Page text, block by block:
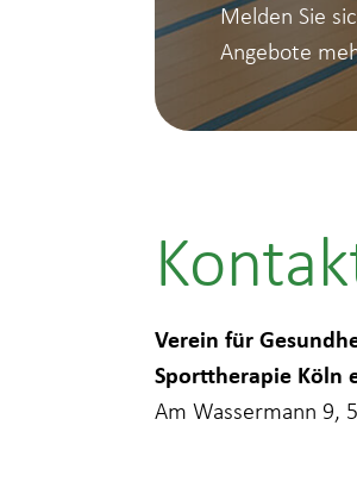
Melden Sie
Angebote
Verein für
Sporttherapie Köln
Am Wassermann 9,